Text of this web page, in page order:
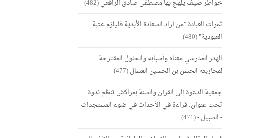
خواطر صيف يلهج بها مصطفى صادق الرافعي(482)
ثمرات العبادة "من أراد السعادة الأبدية فليلزم عتبة
العبودية"(480)
الهدر المدرسي معناه وأسبابه والحلول المقترحة
لمحاربته الحسن بن الحسين العسال(477)
جمعية الدعوة إلى القرآن والسنة بمراكش تنظم ندوة
تحت عنوان: قراءة في الأحداث في ضوء المستجدات
- السبيل -(471)